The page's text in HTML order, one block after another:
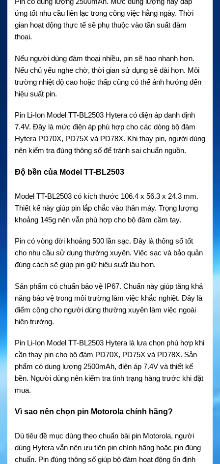
ứng tốt nhu cầu liên lạc trong công việc hằng ngày. Thời
gian hoạt động thực tế sẽ phụ thuộc vào tần suất đàm
thoại.
Nếu người dùng đàm thoại nhiều, pin sẽ hao nhanh hơn.
Nếu chủ yếu nghe chờ, thời gian sử dụng sẽ dài hơn. Môi
trường nhiệt độ cao hoặc thấp cũng có thể ảnh hưởng đến
hiệu suất pin.
Pin Li-Ion Model TT-BL2503 Hytera có điện áp danh định
7.4V. Đây là mức điện áp phù hợp cho các dòng bộ đàm
Hytera PD70X, PD75X và PD78X. Khi thay pin, người dùng
nên kiểm tra đúng thông số để tránh sai chuẩn nguồn.
Độ bền của Model TT-BL2503
Model TT-BL2503 có kích thước 106.4 x 56.3 x 24.3 mm.
Thiết kế này giúp pin lắp chắc vào thân máy. Trọng lượng
khoảng 145g nên vẫn phù hợp cho bộ đàm cầm tay.
Pin có vòng đời khoảng 500 lần sạc. Đây là thông số tốt
cho nhu cầu sử dụng thường xuyên. Việc sạc và bảo quản
đúng cách sẽ giúp pin giữ hiệu suất lâu hơn.
Sản phẩm có chuẩn bảo vệ IP67. Chuẩn này giúp tăng khả
năng bảo vệ trong môi trường làm việc khắc nghiệt. Đây là
điểm cộng cho người dùng thường xuyên làm việc ngoài
hiện trường.
Pin Li-Ion Model TT-BL2503 Hytera là lựa chọn phù hợp khi
cần thay pin cho bộ đàm PD70X, PD75X và PD78X. Sản
phẩm có dung lượng 2500mAh, điện áp 7.4V và thiết kế
bền. Người dùng nên kiểm tra tình trạng hàng trước khi đặt
mua.
Vì sao nên chọn pin Motorola chính hãng?
Dù tiêu đề mục dùng theo chuẩn bài pin Motorola, người
dùng Hytera vẫn nên ưu tiên pin chính hãng hoặc pin đúng
chuẩn. Pin đúng thông số giúp bộ đàm hoạt động ổn định